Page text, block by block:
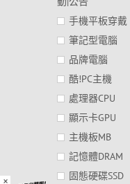
×
手機平板穿戴
筆記型電腦
品牌電腦
酷!PC主機
處理器CPU
顯示卡GPU
主機板MB
記憶體DRAM
固態硬碟SSD